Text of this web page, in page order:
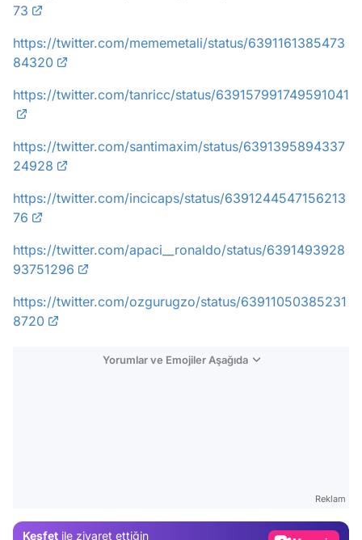
73
https://twitter.com/mememetali/status/6391161385473
84320
https://twitter.com/tanricc/status/639157991749591041
https://twitter.com/santimaxim/status/6391395894337
24928
https://twitter.com/incicaps/status/6391244547156213
76
https://twitter.com/apaci__ronaldo/status/6391493928
93751296
https://twitter.com/ozgurugzo/status/63911050385231
8720
Yorumlar ve Emojiler Aşağıda
Reklam
Keşfet ile ziyaret ettiğin
Magazin